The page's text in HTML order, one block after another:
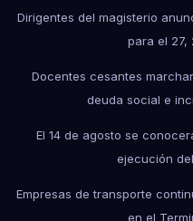
Dirigentes del magisterio
para el 27,
Docentes cesantes
deuda social e
El 14 de agosto se
ejecución
Empresas de transporte
en el